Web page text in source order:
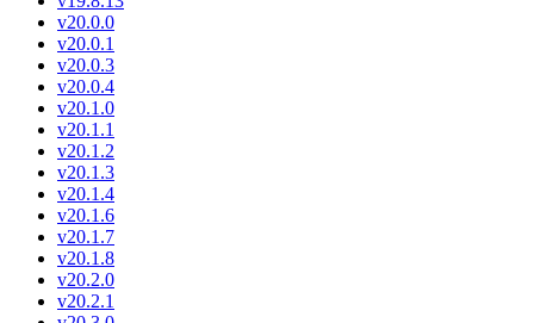
v20.0.0
v20.0.1
v20.0.3
v20.0.4
v20.1.0
v20.1.1
v20.1.2
v20.1.3
v20.1.4
v20.1.6
v20.1.7
v20.1.8
v20.2.0
v20.2.1